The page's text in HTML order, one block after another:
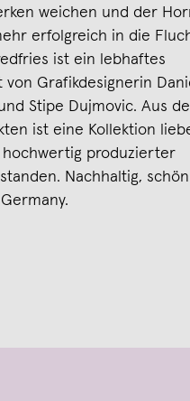
weichen und der
erfolgreich in die
ist ein lebhaftes
von Grafikdesignerin
Stipe Dujmovic. Aus
ist eine Kollektion
produzierter
Nachhaltig,